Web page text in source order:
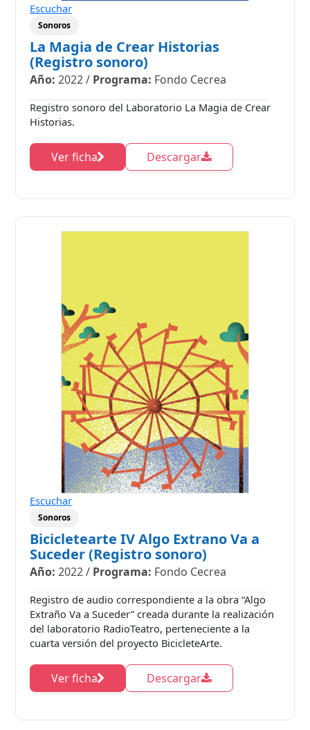
Escuchar
Sonoros
La Magia de Crear Historias
(Registro sonoro)
Año: 2022/ Programa: Fondo Cecrea
Registro sonoro del Laboratorio La Magia de Crear
Historias.
Ver ficha Descargar
Escuchar
Sonoros
Bicicletearte IV Algo Extrano Va a
Suceder (Registro sonoro)
Año: 2022/ Programa: Fondo Cecrea
Registro de audio correspondiente a la obra “Algo
Extraño Va a Suceder” creada durante la realización
del laboratorio RadioTeatro, perteneciente a la
cuarta versión del proyecto BicicleteArte.
Ver ficha Descargar